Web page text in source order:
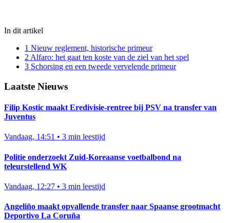
In dit artikel
1 Nieuw reglement, historische primeur
2 Alfaro: het gaat ten koste van de ziel van het spel
3 Schorsing en een tweede vervelende primeur
Laatste Nieuws
Filip Kostic maakt Eredivisie-rentree bij PSV na transfer van
Juventus
Vandaag, 14:51 • 3 min leestijd
Politie onderzoekt Zuid-Koreaanse voetbalbond na
teleurstellend WK
Vandaag, 12:27 • 3 min leestijd
Angeliño maakt opvallende transfer naar Spaanse grootmacht
Deportivo La Coruña